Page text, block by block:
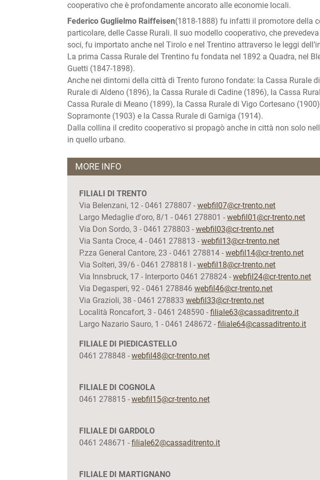
cooperativo che è profondamente ancorato alle economie locali.
Federico Guglielmo Raiffeisen(1818-1888) fu infatti il promotore della
particolare, delle Casse Rurali. Il suo modello cooperativo, che
soci, fu importato anche nel Tirolo e nel Trentino attraverso le leggi
La prima Cassa Rurale del Trentino fu fondata nel 1892 a Quadra, nel
Guetti (1847-1898).
Anche nei dintorni della città di Trento furono fondate: la Cassa Rurale
Rurale di Aldeno (1896), la Cassa Rurale di Cadine (1896), la Cassa
Cassa Rurale di Meano (1899), la Cassa Rurale di Vigo Cortesano
Sopramonte (1903) e la Cassa Rurale di Garniga (1914).
Dalla collina il credito cooperativo si propagò anche in città non solo
in quello urbano.
MORE INFO
FILIALI DI TRENTO
Via Belenzani, 12 - 0461 278807 - webfil07@cr-trento.net
Largo Medaglie d'oro, 8/1 - 0461 278801 - webfil01@cr-trento.net
Via Don Sordo, 3 - 0461 278803 - webfil03@cr-trento.net
Via Santa Croce, 4 - 0461 278813 - webfil13@cr-trento.net
P.zza General Cantore, 23 - 0461 278814 - webfil14@cr-trento.net
Via Solteri, 39/6 - 0461 278818 l - webfil18@cr-trento.net
Via Innsbruck, 17 - Interporto 0461 278824 - webfil24@cr-trento.net
Via Degasperi, 92 - 0461 278846 webfil46@cr-trento.net
Via Grazioli, 38 - 0461 278833 webfil33@cr-trento.net
Località Roncafort, 3 - 0461 248590 - filiale63@cassaditrento.it
Largo Nazario Sauro, 1 - 0461 248672 - filiale64@cassaditrento.it
FILIALE DI PIEDICASTELLO
0461 278848 - webfil48@cr-trento.net
FILIALE DI COGNOLA
0461 278815 - webfil15@cr-trento.net
FILIALE DI GARDOLO
0461 248671 - filiale62@cassaditrento.it
FILIALE DI MARTIGNANO